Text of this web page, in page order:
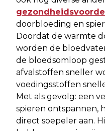
doorbloeding en
Doordat de warmte
worden de
de bloedsomloop
afvalstoffen sneller
voedingsstoffen
Met als gevolg: een
spieren ontspannen,
direct soepeler aan.